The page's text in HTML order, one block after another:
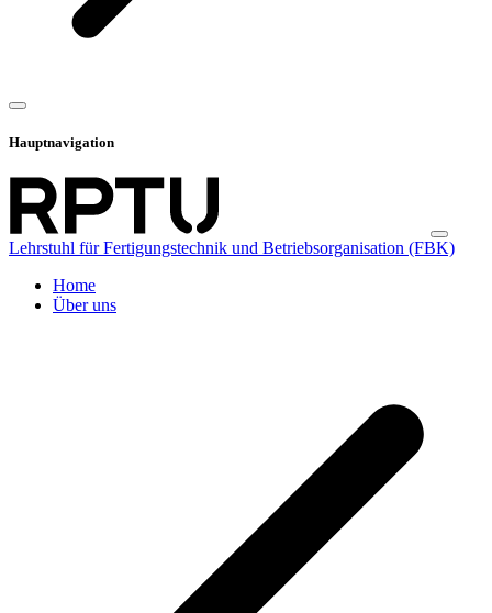
Hauptnavigation
Lehrstuhl für Fertigungstechnik und Betriebsorganisation (FBK)
Home
Über uns